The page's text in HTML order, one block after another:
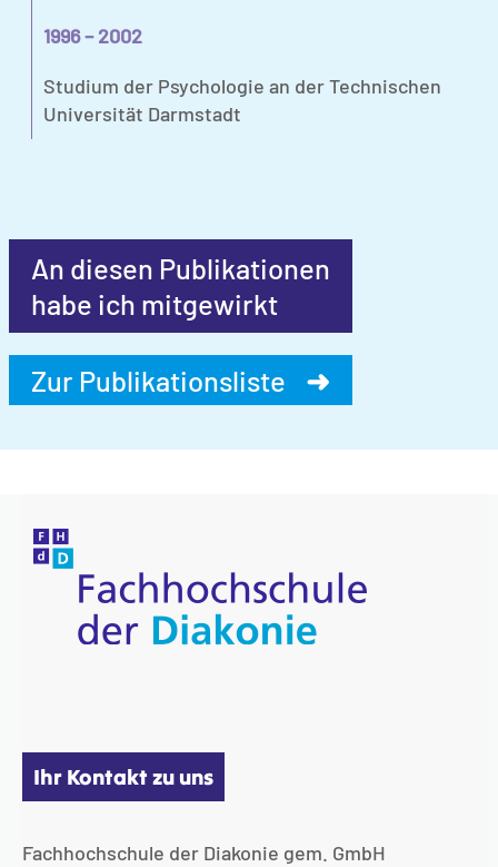
1996 – 2002
Studium der Psychologie an der Technischen
Universität Darmstadt
An diesen Publikationen
habe ich mitgewirkt
Zur Publikationsliste ➜
Ihr Kontakt zu uns
Fachhochschule der Diakonie gem. GmbH